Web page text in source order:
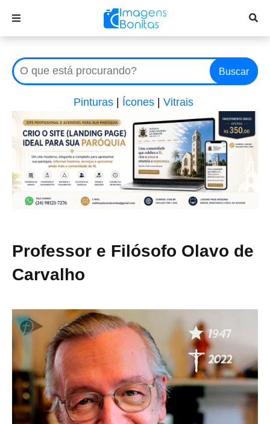
Buscar
Pinturas Ícones Vitrais
Professor e Filósofo Olavo de
Carvalho